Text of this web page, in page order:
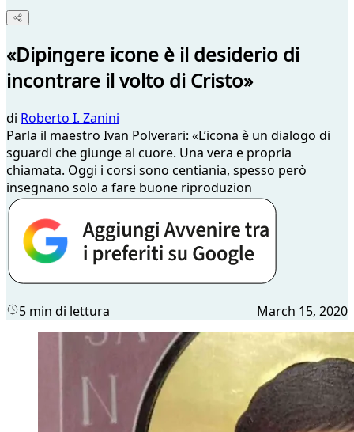
«Dipingere icone è il desiderio di
incontrare il volto di Cristo»
di Roberto I. Zanini
Parla il maestro Ivan Polverari: «L’icona è un dialogo di
sguardi che giunge al cuore. Una vera e propria
chiamata. Oggi i corsi sono centiania, spesso però
insegnano solo a fare buone riproduzion
5 min di lettura March 15, 2020